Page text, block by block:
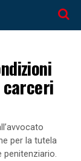
carceri
per la tutela
penitenziario.